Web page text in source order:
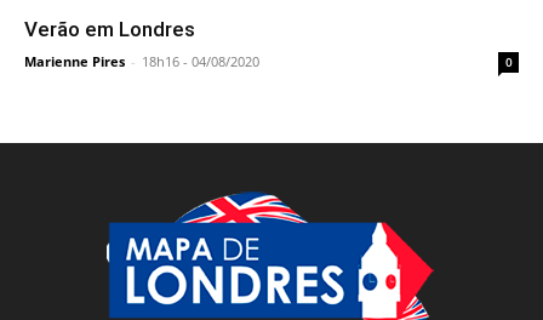
Verão em Londres
Marienne Pires - 18h16 - 04/08/2020 0